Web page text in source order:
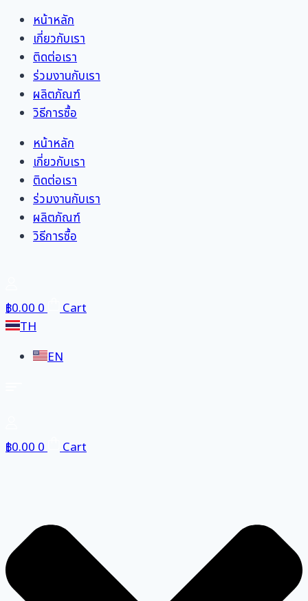
Skip
content
หน้าหลัก
เกี่ยวกับเรา
ติดต่อเรา
ร่วมงานกับเรา
ผลิตภัณฑ์
วิธีการซื้อ
หน้าหลัก
เกี่ยวกับเรา
ติดต่อเรา
ร่วมงานกับเรา
ผลิตภัณฑ์
วิธีการซื้อ
฿0.000
Cart
TH
EN
฿0.000 Cart